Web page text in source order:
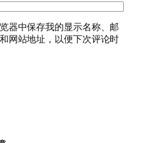
器中保存我的显示名称、邮
网站地址，以便下次评论时